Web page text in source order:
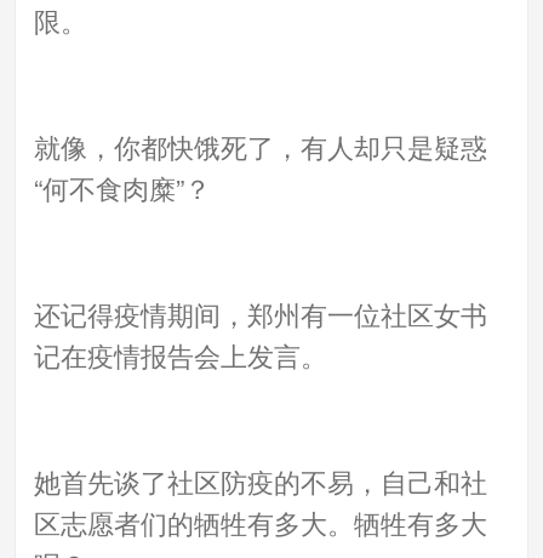
限。
就像，你都快饿死了，有人却只是疑惑
“何不食肉糜”？
还记得疫情期间，郑州有一位社区女书
记在疫情报告会上发言。
她首先谈了社区防疫的不易，自己和社
区志愿者们的牺牲有多大。牺牲有多大